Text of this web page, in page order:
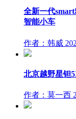
全新一代
智能小车
作者：韩威
北京越野星钽
作者：莫一西